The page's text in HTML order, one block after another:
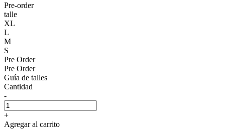
Pre-order
talle
XL
L
M
S
Pre Order
Pre Order
Guía de talles
Cantidad
-
+
Agregar al carrito